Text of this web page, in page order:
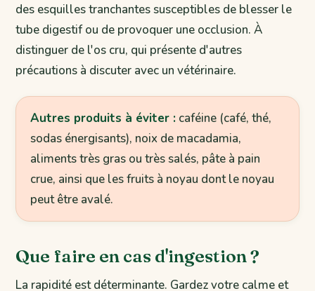
des esquilles tranchantes susceptibles de blesser le
tube digestif ou de provoquer une occlusion. À
distinguer de l'os cru, qui présente d'autres
précautions à discuter avec un vétérinaire.
Autres produits à éviter : caféine (café, thé,
sodas énergisants), noix de macadamia,
aliments très gras ou très salés, pâte à pain
crue, ainsi que les fruits à noyau dont le noyau
peut être avalé.
Que faire en cas d'ingestion ?
La rapidité est déterminante. Gardez votre calme et